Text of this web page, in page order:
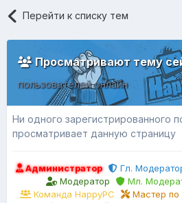
Перейти к списку тем
Просматривают тему
пользователей онлайн
Ни одного зарегистрированного
просматривает данную страницу
Администратор Гл.
Модератор
Мл.
Команда HappyPC
Мастер по